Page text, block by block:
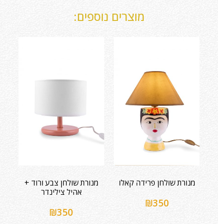
מוצרים נוספים:
מנורת שולחן פרידה קאלו
₪350
מנורת שולחן צבע ורוד +
אהיל צילינדר
₪350